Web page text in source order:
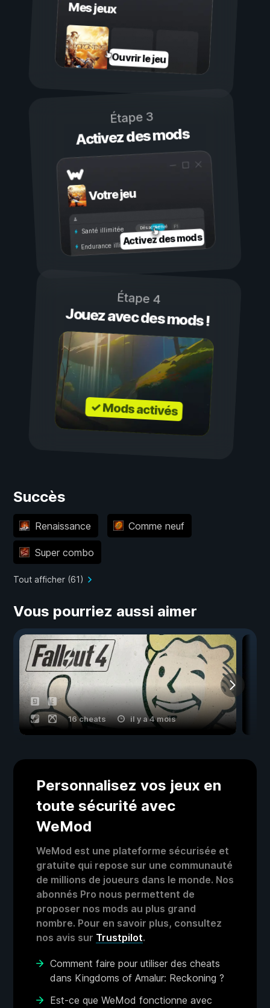
Mes jeux
Ouvrir le jeu
Étape 3
Activez des mods
Votre jeu
Activé
Désactivé
Santé illimitée
Endurance illimitéeActivez des mods
Étape 4
Jouez avec des mods !
✓ Mods activés
Succès
Renaissance Comme neuf
Super combo
Tout afficher (61)
Vous pourriez aussi aimer
16 cheats il y a 4 mois
Personnalisez vos jeux en
toute sécurité avec
WeMod
WeMod est une plateforme sécurisée et
gratuite qui repose sur une communauté
de millions de joueurs dans le monde. Nos
abonnés Pro nous permettent de
proposer nos mods au plus grand
nombre. Pour en savoir plus, consultez
nos avis sur Trustpilot.
Comment faire pour utiliser des cheats
dans Kingdoms of Amalur: Reckoning ?
Est-ce que WeMod fonctionne avec